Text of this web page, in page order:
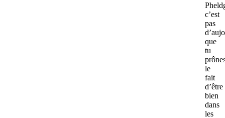
c’est
pas
que
tu
le
fait
d’être
bien
dans
les